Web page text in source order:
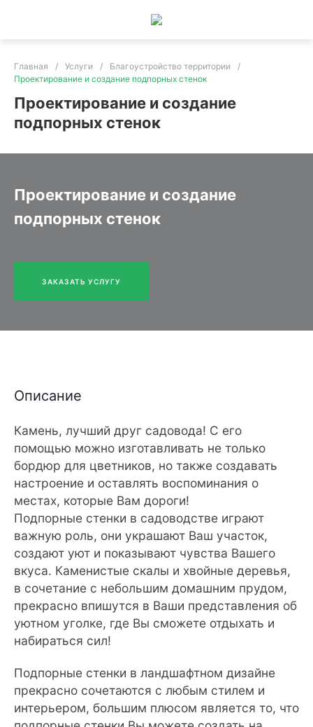
Главная / Услуги / Благоустройство территории
/
Проектирование и создание подпорных стенок
Проектирование и создание
подпорных стенок
Проектирование и создание
подпорных стенок
ЗАКАЗАТЬ УСЛУГУ
Описание
Камень, лучший друг садовода! С его
помощью можно изготавливать не только
бордюр для цветников, но также создавать
настроение и оставлять воспоминания о
местах, которые Вам дороги!
Подпорные стенки в садоводстве играют
важную роль, они украшают Ваш участок,
создают уют и показывают чувства Вашего
вкуса. Каменистые скалы и хвойные деревья,
в сочетание с небольшим домашним прудом,
прекрасно впишутся в Ваши представления об
уютном уголке, где Вы сможете отдыхать и
набираться сил!
Подпорные стенки в ландшафтном дизайне
прекрасно сочетаются с любым стилем и
интерьером, большим плюсом является то, что